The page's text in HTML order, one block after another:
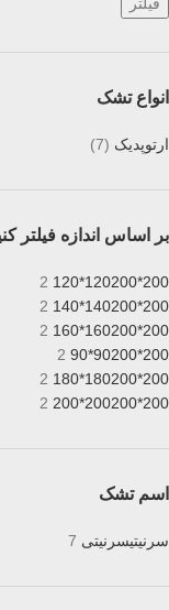
انواع تشک
ارتوپدیک (7)
بر اساس اندازه فیلتر
200*120
200*120
2
200*140
200*140
2
200*160
200*160
2
200*90
200*90
2
200*180
200*180
2
200*200
200*200
2
اسم تشک
سرنیتیسرنیتی 7